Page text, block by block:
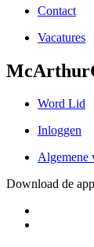
Contact
Vacatures
Word Lid
Inloggen
Algemene
Download de app